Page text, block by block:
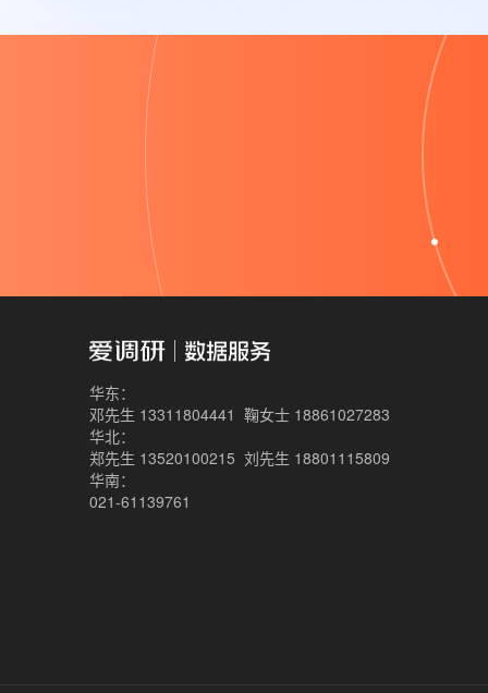
华东：
邓先生 13311804441 鞠女士 18861027283
华北：
郑先生 13520100215 刘先生 18801115809
华南：
021-61139761